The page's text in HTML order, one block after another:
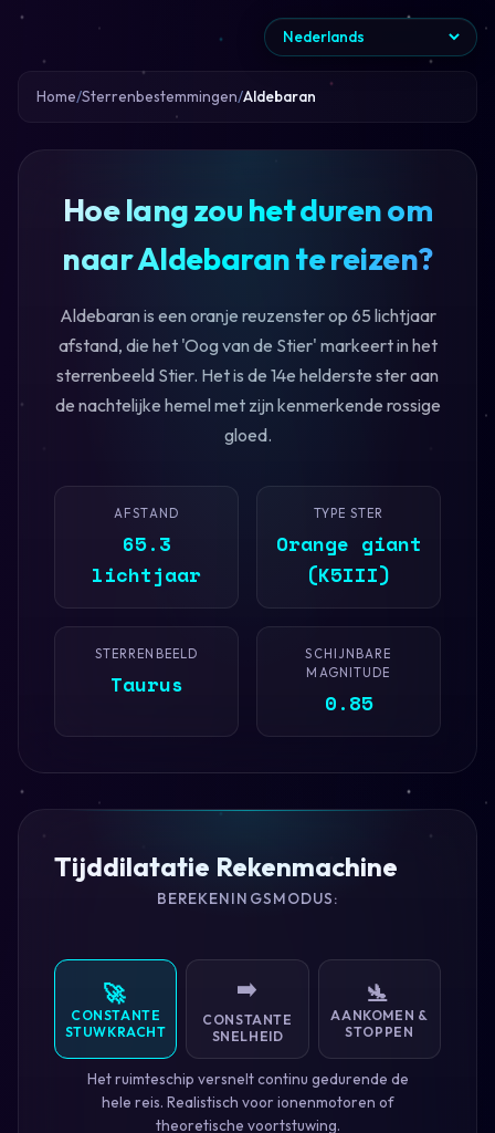
Home Sterrenbestemmingen Aldebaran
Hoe lang zou het duren om
naar Aldebaran te reizen?
Aldebaran is een oranje reuzenster op 65 lichtjaar
afstand, die het 'Oog van de Stier' markeert in het
sterrenbeeld Stier. Het is de 14e helderste ster aan
de nachtelijke hemel met zijn kenmerkende rossige
gloed.
AFSTAND
65.3
lichtjaar
TYPE STER
Orange giant
(K5III)
STERRENBEELD
Taurus
SCHIJNBARE
MAGNITUDE
0.85
Tijddilatatie Rekenmachine
BEREKENINGSMODUS:
🚀
CONSTANTE
STUWKRACHT
➡️
CONSTANTE
SNELHEID
🛬
AANKOMEN &
STOPPEN
Het ruimteschip versnelt continu gedurende de
hele reis. Realistisch voor ionenmotoren of
theoretische voortstuwing.